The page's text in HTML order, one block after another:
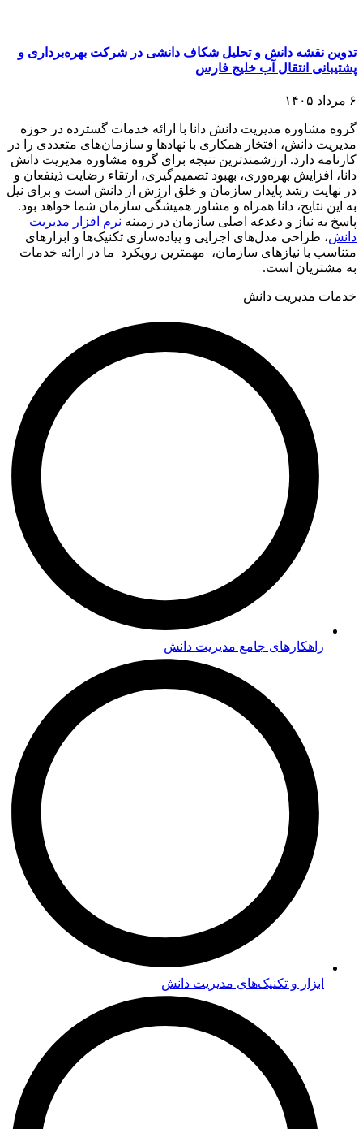
تدوین نقشه دانش و تحلیل شکاف دانشی در شرکت بهره‌برداری و
پشتیبانی انتقال آب خلیج فارس
۶ مرداد ۱۴۰۵
گروه مشاوره مدیریت دانش دانا با ارائه خدمات گسترده در حوزه
مدیریت دانش، افتخار همکاری با نهادها و سازمان‌های متعددی را در
کارنامه دارد. ارزشمندترین نتیجه برای گروه مشاوره مدیریت دانش
دانا، افزایش بهره‌وری، بهبود تصمیم‌گیری، ارتقاء رضایت ذینفعان و
در نهایت رشد پایدار سازمان و خلق ارزش از دانش است و برای نیل
به این نتایج، دانا همراه و مشاور همیشگی سازمان شما خواهد بود.
پاسخ به نیاز و دغدغه اصلی سازمان در زمینه نرم افزار مدیریت
دانش، طراحی مدل‌های اجرایی و پیاده‌سازی تکنیک‌ها و ابزارهای
متناسب با نیازهای سازمان، مهمترین رویکرد ما در ارائه خدمات
به مشتریان است.
خدمات مدیریت دانش
راهکارهای جامع مدیریت دانش
ابزار و تکنیک‌های مدیریت دانش